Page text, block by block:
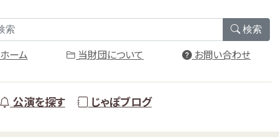
検索
ホーム 当財団について お問い合わせ
公演を探す じゃぽブログ